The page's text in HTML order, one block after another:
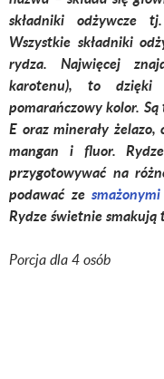
składniki odżywcze
Wszystkie składniki
rydza. Najwięcej
karotenu), to
pomarańczowy kolor.
E oraz minerały
mangan i fluor.
przygotowywać na
podawać ze
Rydze świetnie
Porcja dla 4 osób